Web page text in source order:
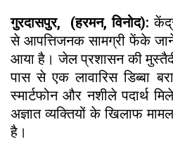
गुरदासपुर, (हरमन, विनोद):
से आपत्तिजनक सामग्री फेंके
आया है। जेल प्रशासन की
पास से एक लावारिस डिब्बा
स्मार्टफोन और नशीले पदार्थ
अज्ञात व्यक्तियों के खिलाफ
है।